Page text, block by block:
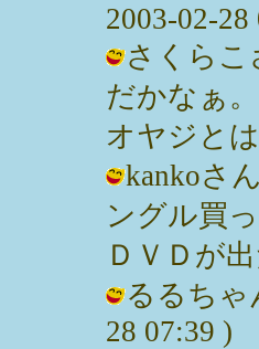
2003-02-28
さくらこ
だかなぁ
オヤジと
kankoさ
ングル買
ＤＶＤが
るるちゃ
28 07:39 )